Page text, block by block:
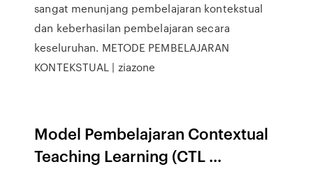
sangat menunjang pembelajaran kontekstual
dan keberhasilan pembelajaran secara
keseluruhan. METODE PEMBELAJARAN
KONTEKSTUAL | ziazone
Model Pembelajaran Contextual
Teaching Learning (CTL ...